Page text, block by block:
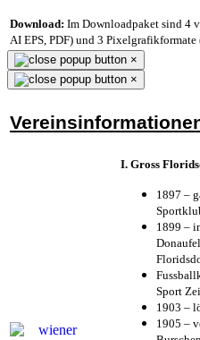
Download: Im Downloadpaket sind 4
AI EPS, PDF) und 3 Pixelgrafikformate
×
×
I. Gross
1897 –
1899 –
Sport
1903 –
1905 –